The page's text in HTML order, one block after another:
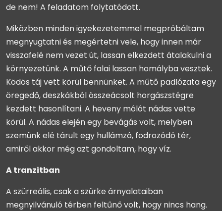
de nem! A feladatom folytatódott.
Miközben minden igyekezetemmel megpróbáltam
megnyugtatni és megértetni vele, hogy innen már
visszafelé nem vezet út, lassan elkezdett átalakulni a
környezetünk. A műtő falai lassan homályba vesztek.
Ködös táj vett körül bennünket. A műtő padlózata egy
öregedő, deszkákból összeácsolt horgászstégre
kezdett hasonlítani. A heveny mólót nádas vette
körül. A nádas elején egy bevágás volt, melyben
szemünk elé tárult egy hullámzó, fodrozódó tér,
amiről akkor még azt gondoltam, hogy víz.
A tranzitban
A szürreális, csak a szürke árnyalataiban
megnyilvánuló térben feltűnő volt, hogy nincs hang.